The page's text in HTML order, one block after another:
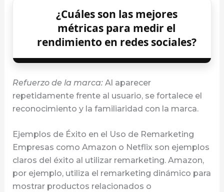
¿Cuáles son las mejores
métricas para medir el
rendimiento en redes sociales?
Refuerzo de la marca:Al aparecer
repetidamente frente al usuario, se fortalece el
reconocimiento y la familiaridad con la marca.
Ejemplos de Éxito en el Uso de Remarketing
Empresas como Amazon o Netflix son ejemplos
claros del éxito al utilizar remarketing. Amazon,
por ejemplo, utiliza el remarketing dinámico para
mostrar productos relacionados o